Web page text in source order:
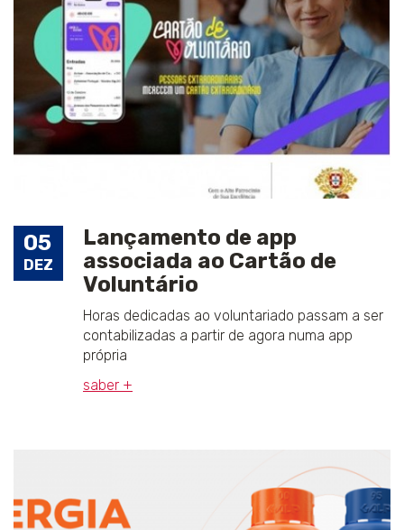
05
DEZ
Lançamento de app
associada ao Cartão de
Voluntário
Horas dedicadas ao voluntariado passam a ser
contabilizadas a partir de agora numa app
própria
saber +